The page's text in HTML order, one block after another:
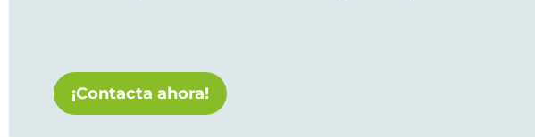
¡Contacta ahora!